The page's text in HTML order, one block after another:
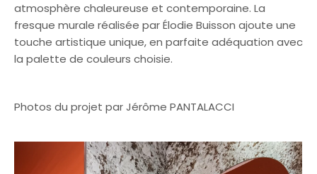
atmosphère chaleureuse et contemporaine. La
fresque murale réalisée par Élodie Buisson ajoute une
touche artistique unique, en parfaite adéquation avec
la palette de couleurs choisie.
Photos du projet par Jérôme PANTALACCI